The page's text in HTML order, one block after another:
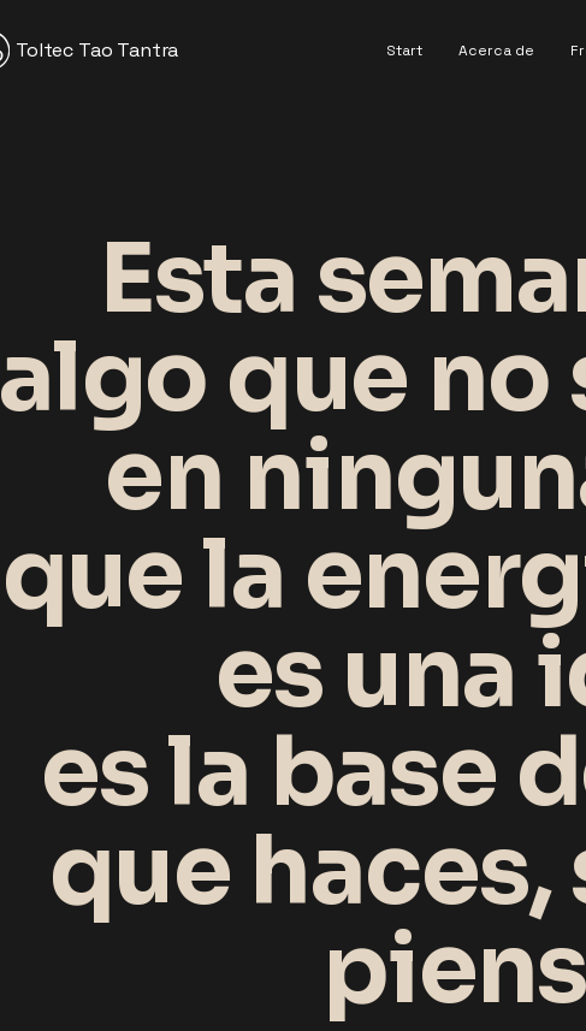
Toltec Tao Tantra Start Acerca de
Esta
algo que no
en
que la
es una
es la base
que